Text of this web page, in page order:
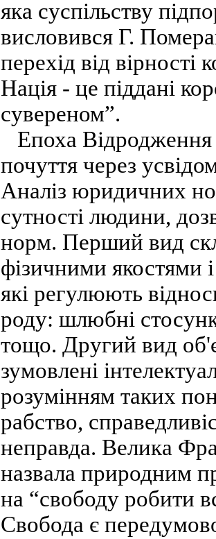
яка суспільству
висловився Г.
перехід від вірності
Нація - це піддані
сувереном”.
Епоха Відродження
почуття через
Аналіз юридичних
сутності людини,
норм. Перший вид
фізичними якостями
які регулюють
роду: шлюбні
тощо. Другий вид
зумовлені
розумінням таких
рабство,
неправда. Велика
назвала природним
на “свободу робити
Свобода є